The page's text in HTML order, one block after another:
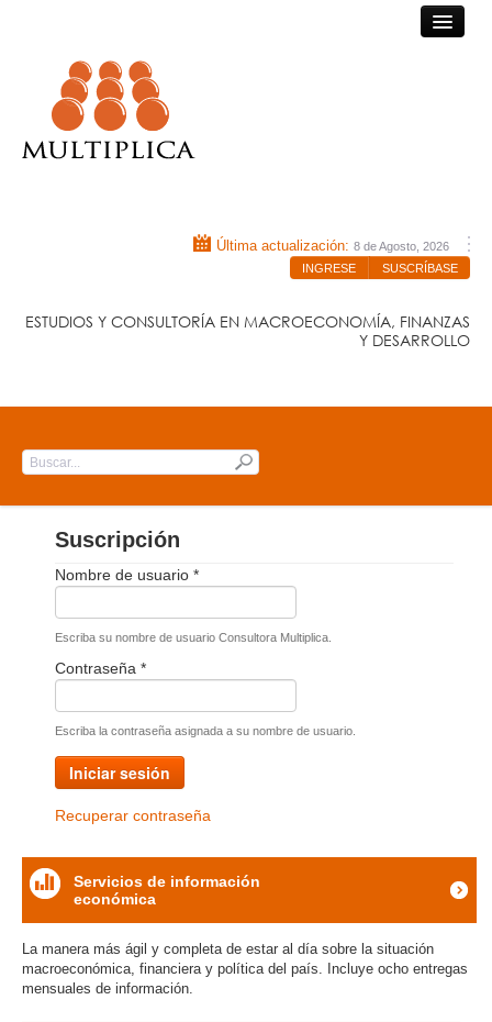
Última actualización: 8 de Agosto, 2026
INGRESE
SUSCRÍBASE
ESTUDIOS Y CONSULTORÍA EN MACROECONOMÍA, FINANZAS
Y DESARROLLO
QUIÉNES SOMOS
NUESTRA EXPERIENCIA
CONTÁCTENOS
Submit
Suscripción
Nombre de usuario *
Escriba su nombre de usuario Consultora Multiplica.
Contraseña *
Escriba la contraseña asignada a su nombre de usuario.
Iniciar sesión
Recuperar contraseña
Servicios de información
económica
La manera más ágil y completa de estar al día sobre la situación
macroeconómica, financiera y política del país. Incluye ocho entregas
mensuales de información.